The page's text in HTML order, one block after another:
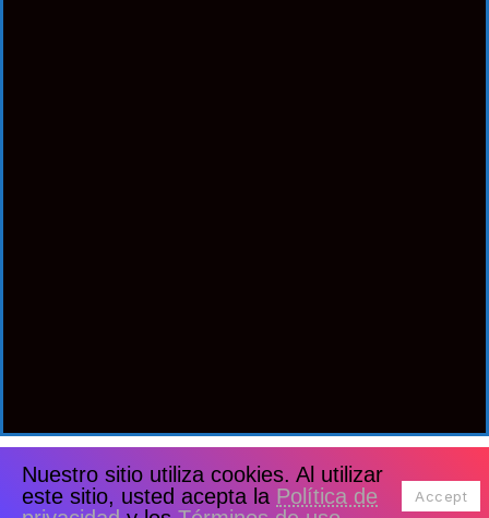
Nuestro sitio utiliza cookies. Al utilizar
este sitio, usted acepta la Política de
Accept